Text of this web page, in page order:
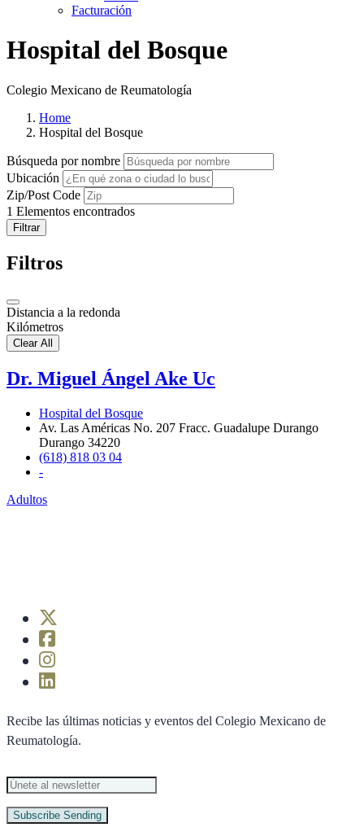
Facturación
Hospital del Bosque
Colegio Mexicano de Reumatología
Home
Hospital del Bosque
Búsqueda por nombre
Ubicación
Zip/Post Code
1 Elementos encontrados
Filtrar
Filtros
Distancia a la redonda
Kilómetros
Clear All
Dr. Miguel Ángel Ake Uc
Hospital del Bosque
Av. Las Américas No. 207 Fracc. Guadalupe Durango
Durango 34220
(618) 818 03 04
-
Adultos
Recibe las últimas noticias y eventos del Colegio Mexicano de
Reumatología.
Subscribe Sending